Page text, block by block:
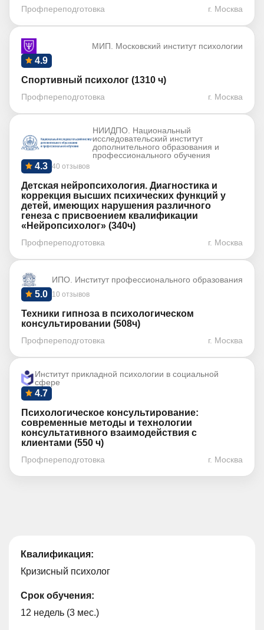
Профпереподготовка г. Москва
МИП. Московский институт психологии
4.9
Спортивный психолог (1310 ч)
Профпереподготовка г. Москва
НИИДПО. Национальный
исследовательский институт
дополнительного образования и
профессионального обучения
40 отзывов
4.3
Детская нейропсихология. Диагностика и
коррекция высших психических функций у
детей, имеющих нарушения различного
генеза с присвоением квалификации
«Нейропсихолог» (340ч)
Профпереподготовка г. Москва
ИПО. Институт профессионального образования
10 отзывов
5.0
Техники гипноза в психологическом
консультировании (508ч)
Профпереподготовка г. Москва
Институт прикладной психологии в социальной
сфере
4.7
Психологическое консультирование:
современные методы и технологии
консультативного взаимодействия с
клиентами (550 ч)
Профпереподготовка г. Москва
Квалификация:
Кризисный психолог
Срок обучения:
12 недель (3 мес.)